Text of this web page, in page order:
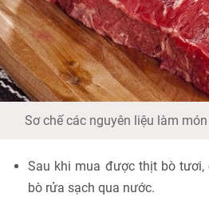
Sơ chế các nguyên liệu làm
Sau khi mua được thịt bò
bò rửa sạch qua nước.